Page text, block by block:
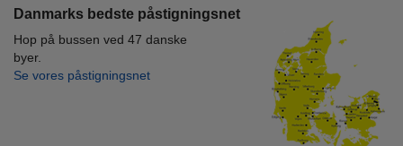
Danmarks bedste påstigningsnet
Hop på bussen ved 47 danske
byer.
Se vores påstigningsnet